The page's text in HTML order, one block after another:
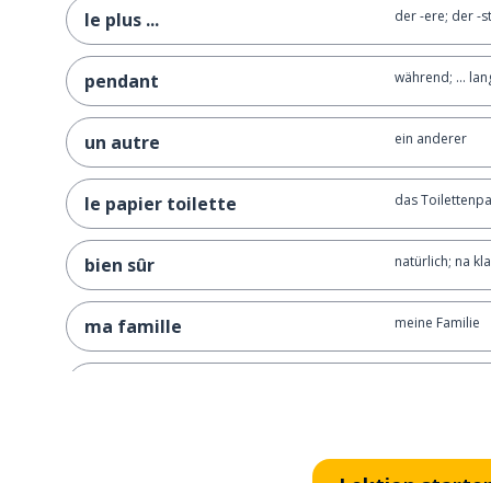
le plus ... der -ere; der -
pendant während; ...
un autre ein anderer
le papier toilette das
bien sûr natürlich; na
ma famille meine Familie